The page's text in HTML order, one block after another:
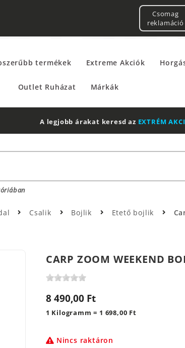
Csomag
reklamáció
termékek Extreme Akciók
Outlet Ruházat Márkák
2 db Shimano Aero Technium +
Csalik Bojlik Etető bojlik
CARP ZOOM WEEKEND
8 490,00 Ft
1 Kilogramm = 1 698,00 Ft
Nincs raktáron